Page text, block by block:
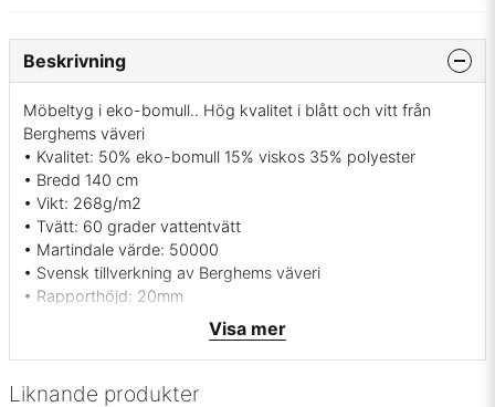
Liknande produkter
Beskrivning
Möbeltyg i eko-bomull.. Hög kvalitet i blått och vitt från
Berghems väveri
• Kvalitet: 50% eko-bomull 15% viskos 35% polyester
• Bredd 140 cm
• Vikt: 268g/m2
• Tvätt: 60 grader vattentvätt
• Martindale värde: 50000
• Svensk tillverkning av Berghems väveri
• Rapporthöjd: 20mm
• Färger: Blå med vita prickar
• Mönsterbild: Tvärgående
• Beställningsvara, ingen returrätt
Visa mer